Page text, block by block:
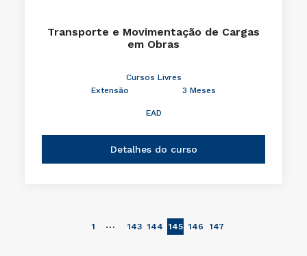
Transporte e Movimentação de Cargas
em Obras
Cursos Livres
Extensão
3 Meses
EAD
Detalhes do curso
1 … 143 144 145 146 147